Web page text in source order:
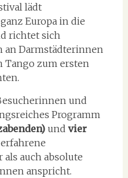
lädt
Europa in die
richtet sich
an Darmstädterinnen
Tango zum ersten
und
Programm
und vier
auch absolute
anspricht.